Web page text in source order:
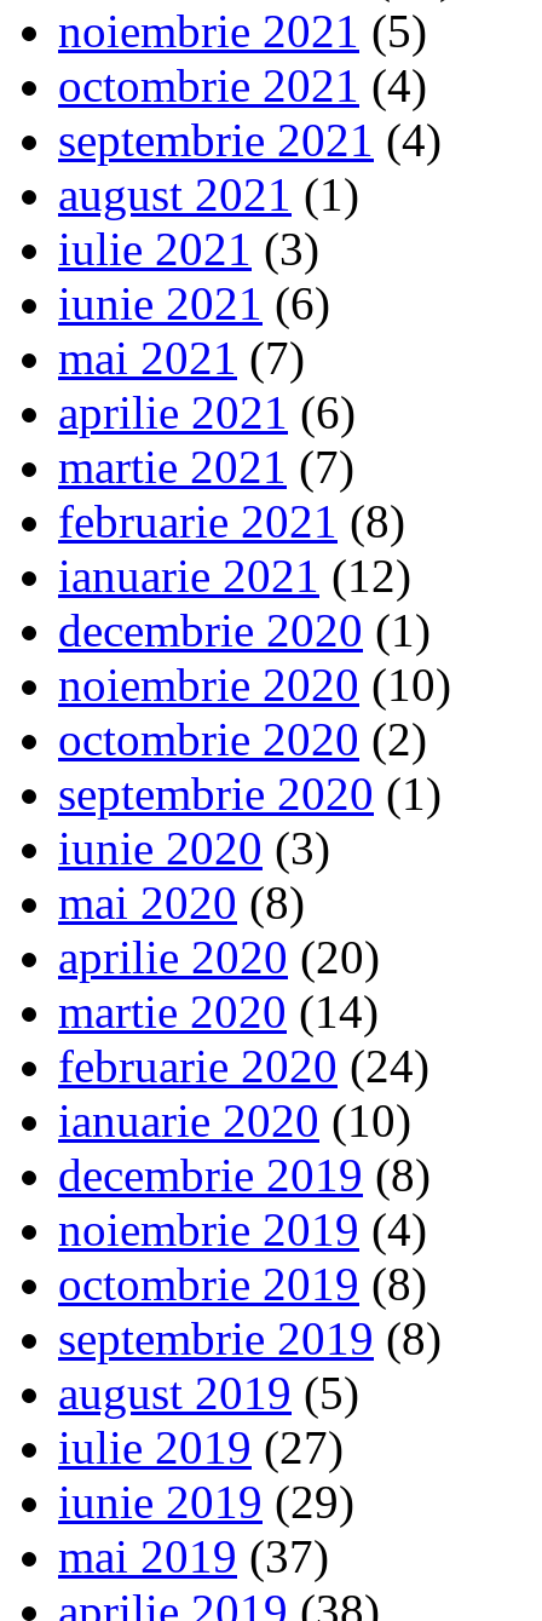
noiembrie 2021 (5)
octombrie 2021 (4)
septembrie 2021 (4)
august 2021 (1)
iulie 2021 (3)
iunie 2021 (6)
mai 2021 (7)
aprilie 2021 (6)
martie 2021 (7)
februarie 2021 (8)
ianuarie 2021 (12)
decembrie 2020 (1)
noiembrie 2020 (10)
octombrie 2020 (2)
septembrie 2020 (1)
iunie 2020 (3)
mai 2020 (8)
aprilie 2020 (20)
martie 2020 (14)
februarie 2020 (24)
ianuarie 2020 (10)
decembrie 2019 (8)
noiembrie 2019 (4)
octombrie 2019 (8)
septembrie 2019 (8)
august 2019 (5)
iulie 2019 (27)
iunie 2019 (29)
mai 2019 (37)
aprilie 2019 (38)